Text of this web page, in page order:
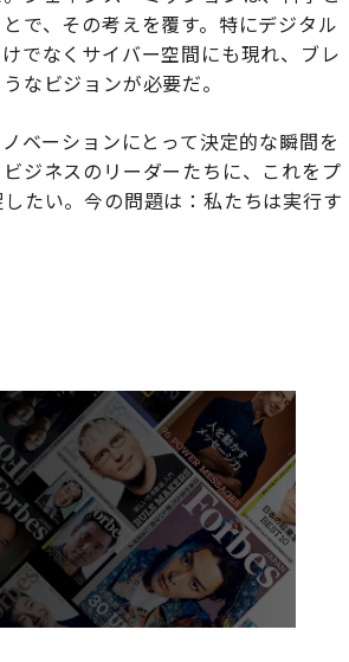
で、その考えを覆す。特にデジタル
でなくサイバー空間にも現れ、ブレ
なビジョンが必要だ。
ベーションにとって決定的な瞬間を
ジネスのリーダーたちに、これをプ
たい。今の問題は：私たちは実行す